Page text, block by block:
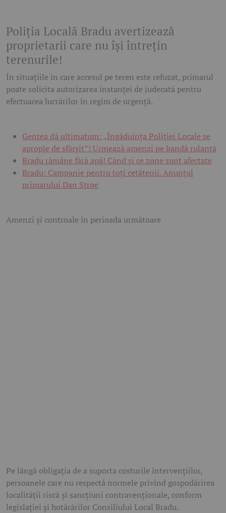
Poliția Locală Bradu avertizează
proprietarii care nu își întrețin
terenurile!
În situațiile în care accesul pe teren este refuzat, primarul
poate solicita autorizarea instanței de judecată pentru
efectuarea lucrărilor în regim de urgență.
Gentea dă ultimatum: „Îngăduința Poliției Locale se
apropie de sfârșit”! Urmează amenzi pe bandă rulantă
Bradu rămâne fără apă! Când și ce zone sunt afectate
Bradu: Campanie pentru toți cetățenii. Anunțul
primarului Dan Stroe
Amenzi și controale în perioada următoare
Pe lângă obligația de a suporta costurile intervențiilor,
persoanele care nu respectă normele privind gospodărirea
localității riscă și sancțiuni contravenționale, conform
legislației și hotărârilor Consiliului Local Bradu.